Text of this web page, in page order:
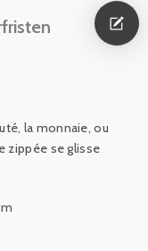
la monnaie, ou
zippée se glisse